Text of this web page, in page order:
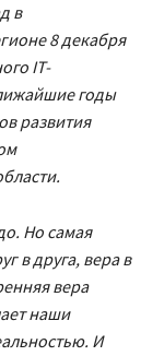
в
8 декабря
IT-
годы
развития
Но самая
в друга, вера в
вера
наши
И